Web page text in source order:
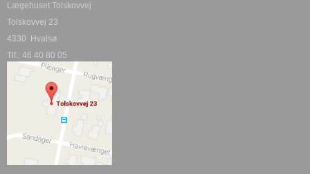
Lægehuset Tolskovvej
Tolskovvej 23
4330 Hvalsø
Tlf.: 46 40 80 05